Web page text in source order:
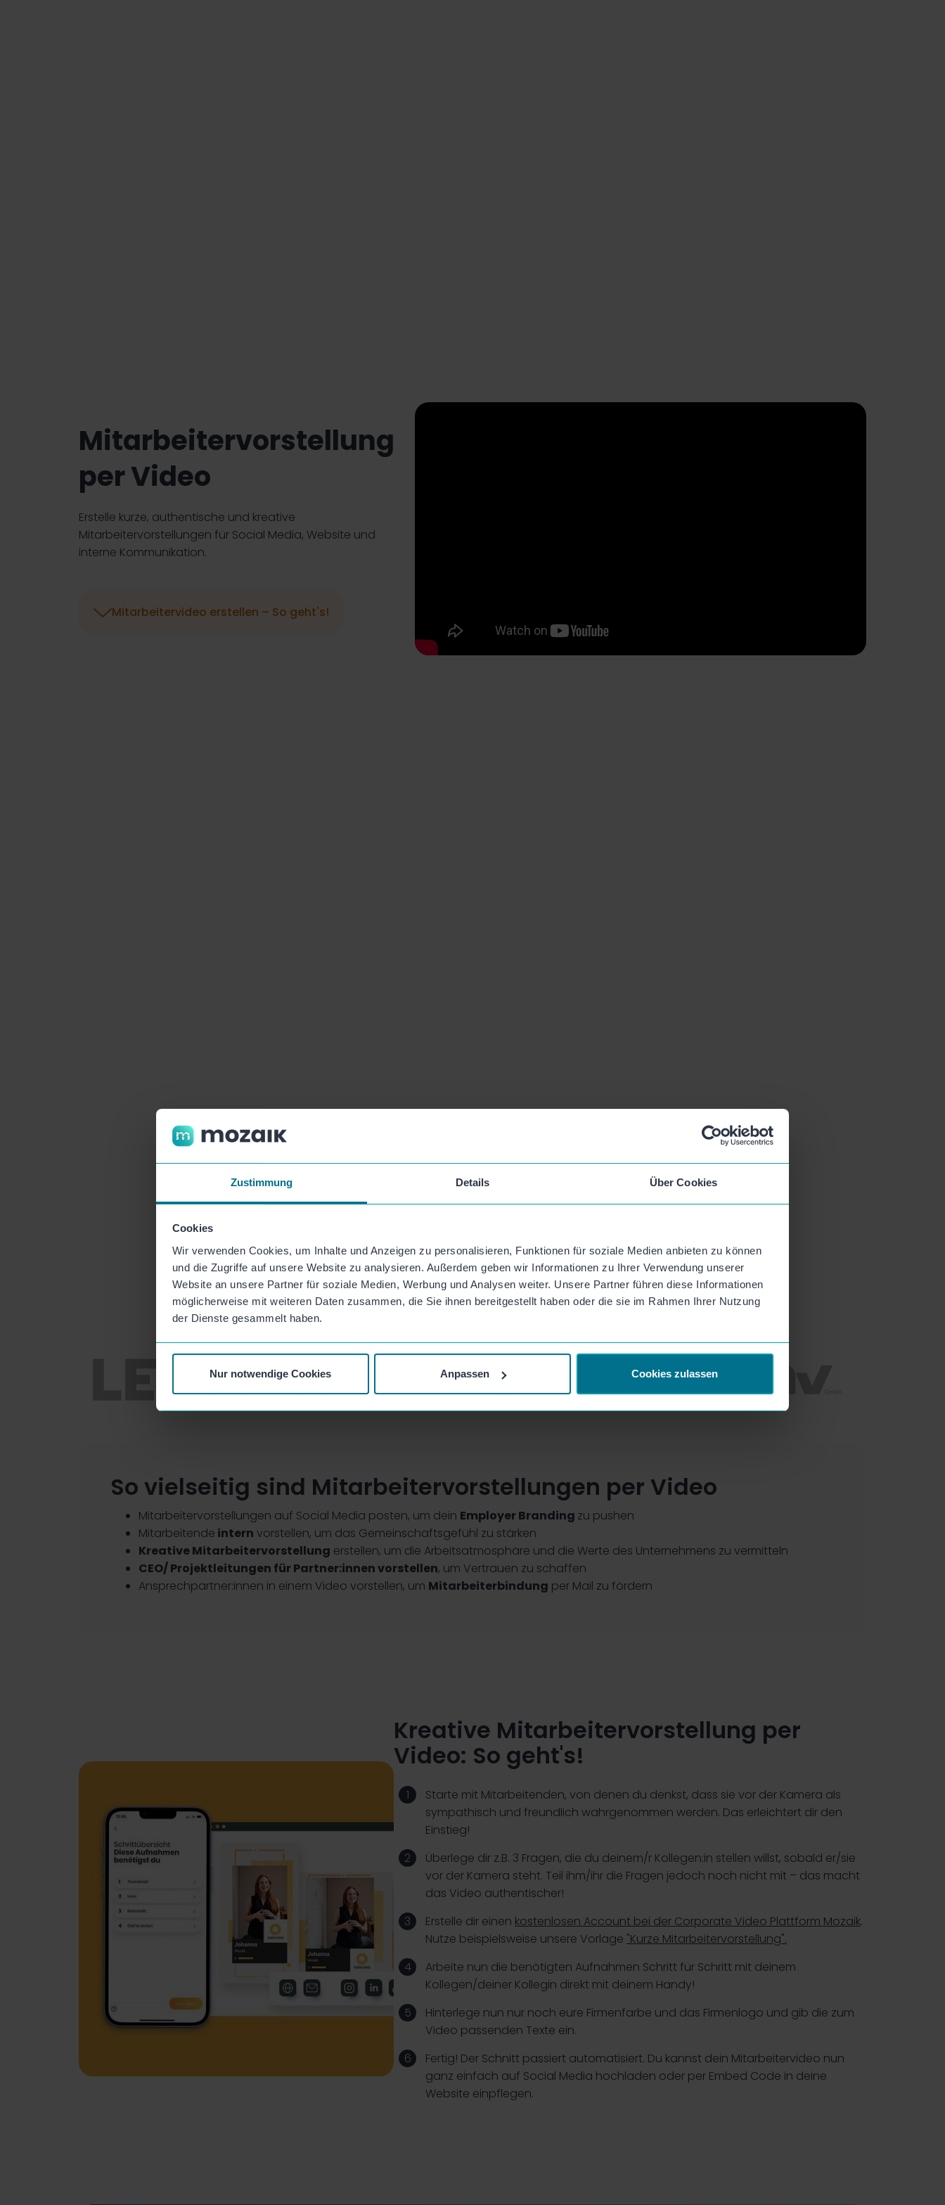
Zustimmung Details Über Cookies
Cookies
Wir verwenden Cookies, um Inhalte und Anzeigen zu personalisieren, Funktionen für soziale Medien anbieten zu können
und die Zugriffe auf unsere Website zu analysieren. Außerdem geben wir Informationen zu Ihrer Verwendung unserer
Website an unsere Partner für soziale Medien, Werbung und Analysen weiter. Unsere Partner führen diese Informationen
möglicherweise mit weiteren Daten zusammen, die Sie ihnen bereitgestellt haben oder die sie im Rahmen Ihrer Nutzung
der Dienste gesammelt haben.
Nur notwendige Cookies Anpassen Cookies zulassen
Mitarbeitervorstellung
per Video
Erstelle kurze, authentische und kreative
Mitarbeitervorstellungen für Social Media, Website und
interne Kommunikation.
Mitarbeitervideo erstellen – So geht's!
So vielseitig sind Mitarbeitervorstellungen per Video
Mitarbeitervorstellungen auf Social Media posten, um dein Employer Branding zu pushen
Mitarbeitende intern vorstellen, um das Gemeinschaftsgefühl zu stärken
Kreative Mitarbeitervorstellung erstellen, um die Arbeitsatmosphäre und die Werte des Unternehmens zu vermitteln
CEO/ Projektleitungen für Partner:innen vorstellen, um Vertrauen zu schaffen
Ansprechpartner:innen in einem Video vorstellen, um Mitarbeiterbindung per Mail zu fördern
Kreative Mitarbeitervorstellung per
Video: So geht's!
Starte mit Mitarbeitenden, von denen du denkst, dass sie vor der Kamera als
sympathisch und freundlich wahrgenommen werden. Das erleichtert dir den
Einstieg!
Überlege dir z.B. 3 Fragen, die du deinem/r Kollegen:in stellen willst, sobald er/sie
vor der Kamera steht. Teil ihm/ihr die Fragen jedoch noch nicht mit – das macht
das Video authentischer!
Erstelle dir einen kostenlosen Account bei der Corporate Video Plattform Mozaik.
Nutze beispielsweise unsere Vorlage "Kurze Mitarbeitervorstellung".
Arbeite nun die benötigten Aufnahmen Schritt für Schritt mit deinem
Kollegen/deiner Kollegin direkt mit deinem Handy!
Hinterlege nun nur noch eure Firmenfarbe und das Firmenlogo und gib die zum
Video passenden Texte ein.
Fertig! Der Schnitt passiert automatisiert. Du kannst dein Mitarbeitervideo nun
ganz einfach auf Social Media hochladen oder per Embed Code in deine
Website einpflegen.